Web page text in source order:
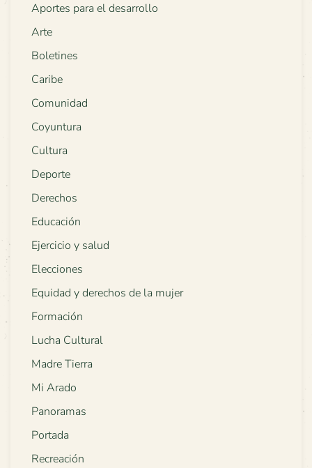
Aportes para el desarrollo
Arte
Boletines
Caribe
Comunidad
Coyuntura
Cultura
Deporte
Derechos
Educación
Ejercicio y salud
Elecciones
Equidad y derechos de la mujer
Formación
Lucha Cultural
Madre Tierra
Mi Arado
Panoramas
Portada
Recreación